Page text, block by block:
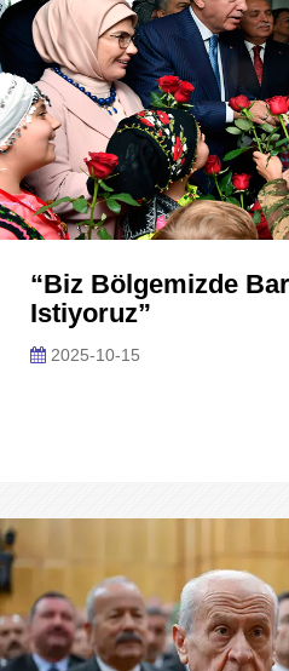
“Biz Bölgemizde
Istiyoruz”
2025-10-15